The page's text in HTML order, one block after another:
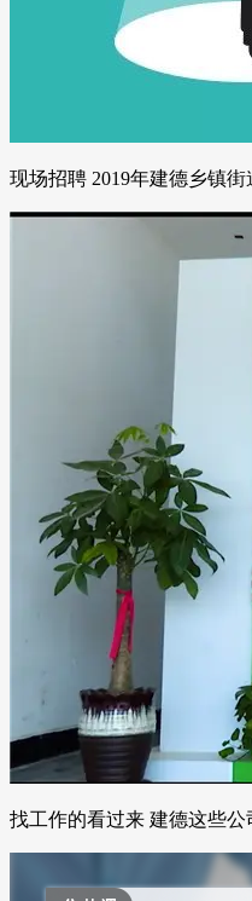
现场招聘 2019年建德乡镇
找工作的看过来 建德这些公